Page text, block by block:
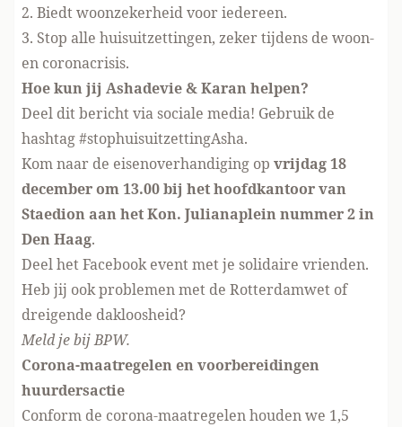
2. Biedt woonzekerheid voor iedereen.
3. Stop alle huisuitzettingen, zeker tijdens de woon-
en coronacrisis.
Hoe kun jij Ashadevie & Karan helpen?
Deel dit bericht via sociale media! Gebruik de
hashtag #stophuisuitzettingAsha.
Kom naar de eisenoverhandiging op vrijdag 18
december om 13.00 bij het hoofdkantoor van
Staedion aan het Kon. Julianaplein nummer 2 in
Den Haag.
Deelhet Facebook eventmet je solidaire vrienden.
Heb jij ook problemen met de Rotterdamwet of
dreigende dakloosheid?
Meld je bij BPW.
Corona-maatregelen en voorbereidingen
huurdersactie
Conform de corona-maatregelen houden we 1,5